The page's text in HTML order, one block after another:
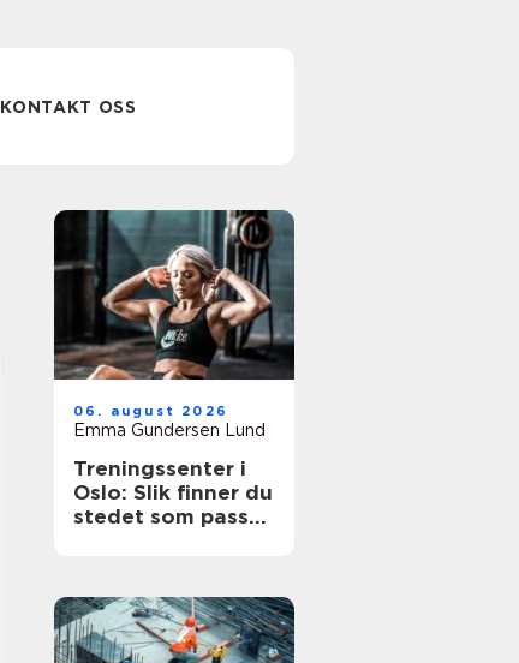
KONTAKT OSS
06. august 2026
Emma Gundersen Lund
Treningssenter i
Oslo: Slik finner du
stedet som passer